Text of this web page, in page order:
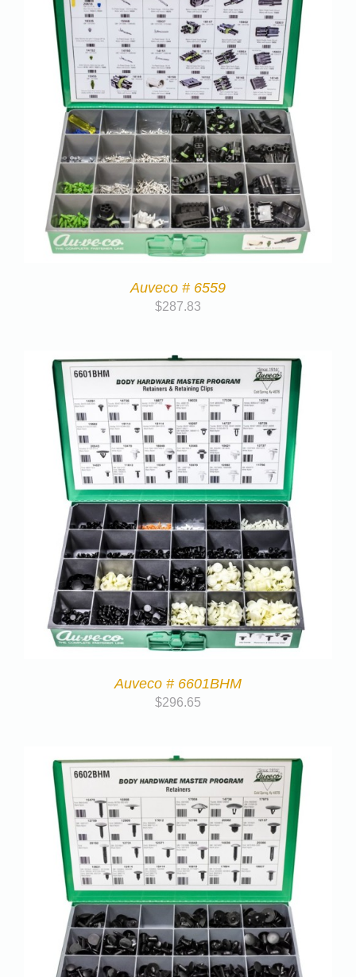
Auveco # 6559
$287.83
Auveco # 6601BHM
$296.65